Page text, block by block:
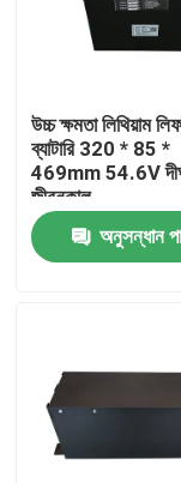
পণ্য
উচ্চ ক্ষমতা লিথিয়াম
ব্যাটারি 320 * 85 *
469mm 54.6V
জীবনকাল
অনুসন্ধান